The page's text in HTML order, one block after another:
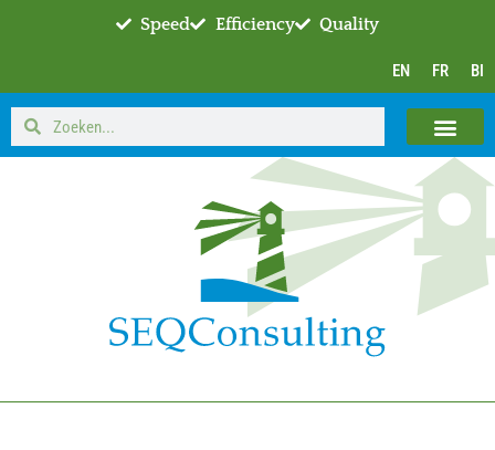
Speed Efficiency Quality
EN FR BI